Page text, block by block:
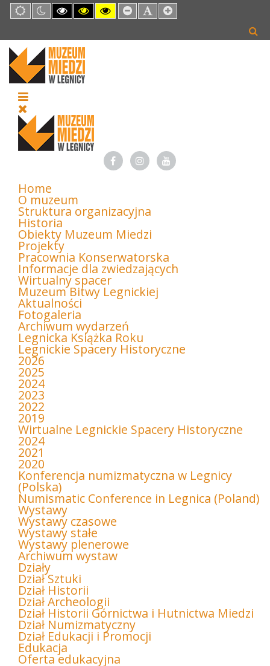
Default
mode
Night
mode
High
Contrast
White
mode
High
Contrast
Yellow
High
Contrast
Black
Set
Smaller
Set
Default
Set
Larger
Home
O muzeum
Struktura organizacyjna
Historia
Obiekty Muzeum Miedzi
Projekty
Pracownia Konserwatorska
Informacje dla zwiedzających
Wirtualny spacer
Muzeum Bitwy Legnickiej
Aktualności
Fotogaleria
Archiwum wydarzeń
Legnicka Książka Roku
Legnickie Spacery Historyczne
2026
2025
2024
2023
2022
2019
Wirtualne Legnickie Spacery Historyczne
2024
2021
2020
Konferencja numizmatyczna w Legnicy
(Polska)
Numismatic Conference in Legnica (Poland)
Wystawy
Wystawy czasowe
Wystawy stałe
Wystawy plenerowe
Archiwum wystaw
Działy
Dział Sztuki
Dział Historii
Dział Archeologii
Dział Historii Górnictwa i Hutnictwa Miedzi
Dział Numizmatyczny
Dział Edukacji i Promocji
Edukacja
Oferta edukacyjna